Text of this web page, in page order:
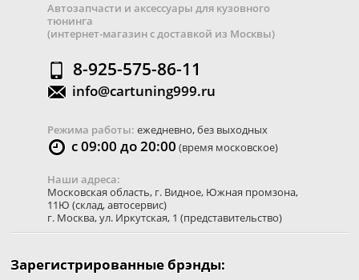
Автозапчасти и аксессуары для кузовного
тюнинга
(интернет-магазин с доставкой из Москвы)
8-925-575-86-11
info@cartuning999.ru
Режима работы: ежедневно, без выходных
с 09:00 до 20:00 (время московское)
Наши адреса:
Московская область, г. Видное, Южная промзона,
11Ю (склад, автосервис)
г. Москва,ул. Иркутская, 1 (представительство)
Зарегистрированные брэнды: